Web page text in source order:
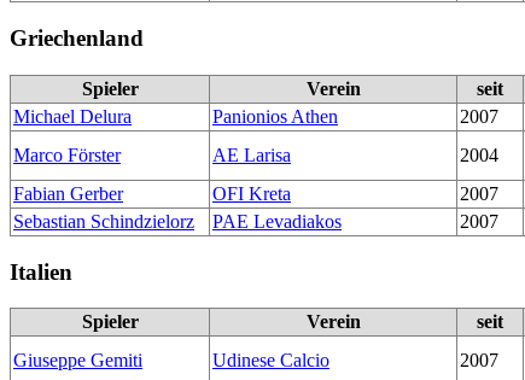
Griechenland
Spieler Verein seit
Michael Delura
Panionios Athen
2007
Marco Förster
AE Larisa 2004
Fabian Gerber
OFI Kreta
2007
Sebastian Schindzielorz
PAE Levadiakos 2007
Italien
Spieler Verein seit
Giuseppe Gemiti
Udinese Calcio 2007